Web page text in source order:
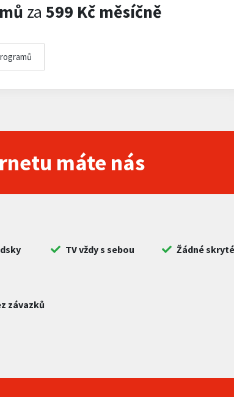
za 599 Kč měsíčně
máte nás
TV vždy s sebou Žádné
závazků